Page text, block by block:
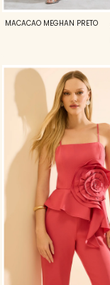
MACACAO MEGHAN PRETO